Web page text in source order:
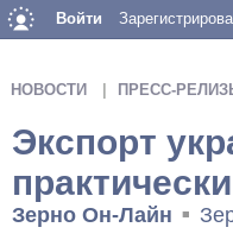
Войти
НОВОСТИ ПРЕСС-
Экспорт
Зерно Он-Лайн ■